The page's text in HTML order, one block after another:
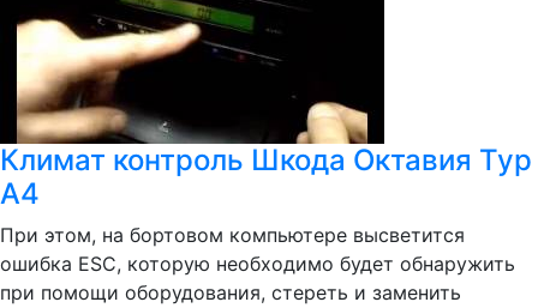
Климат контроль Шкода Октавия Тур
А4
При этом, на бортовом компьютере высветится
ошибка ESC, которую необходимо будет обнаружить
при помощи оборудования, стереть и заменить